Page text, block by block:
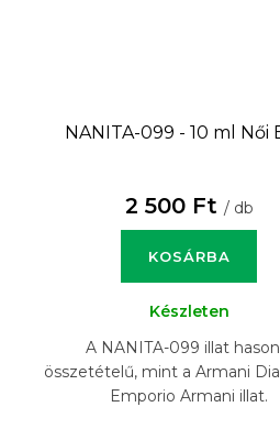
NANITA-099 - 10 ml Női
2 500 Ft / db
KOSÁRBA
Készleten
A NANITA-099 illat
összetételű, mint a Armani
Emporio Armani illat.